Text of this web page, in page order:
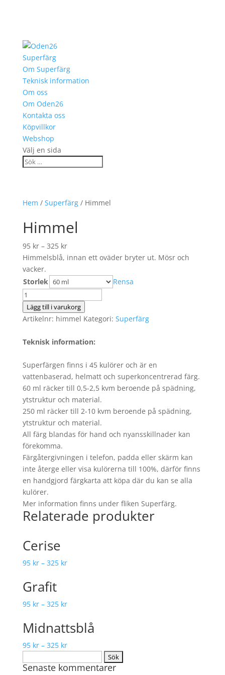
Superfärg
Om Superfärg
Teknisk information
Om oss
Om Oden26
Kontakta oss
Köpvillkor
Webshop
Välj en sida
Hem / Superfärg/ Himmel
Himmel
95 kr– 325 kr
Himmelsblå, innan ett oväder bryter ut. Mösr och
vacker.
Storlek
Rensa
Himmel
mängd
Lägg till i varukorg
Artikelnr: himmel Kategori: Superfärg
Teknisk information:
Superfärgen finns i 45 kulörer och är en
vattenbaserad, helmatt och superkoncentrerad färg.
60 ml räcker till 0,5-2,5 kvm beroende på spädning,
ytstruktur och material.
250 ml räcker till 2-10 kvm beroende på spädning,
ytstruktur och material.
All färg blandas för hand och nyansskillnader kan
förekomma.
Färgåtergivningen i telefon, padda eller skärm kan
inte återge eller visa kulörerna till 100%, därför finns
en handgjord färgkarta att köpa där du kan se alla
kulörer.
Mer information finns under fliken Superfärg.
Relaterade produkter
Cerise
95 kr– 325 kr
Grafit
95 kr– 325 kr
Midnattsblå
95 kr– 325 kr
efter:
Senaste kommentarer